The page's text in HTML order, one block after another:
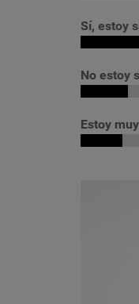
Sí, estoy
No estoy
Estoy